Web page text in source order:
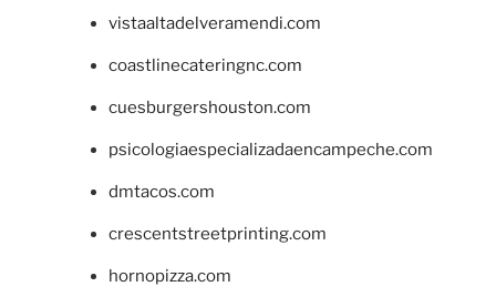
vistaaltadelveramendi.com
coastlinecateringnc.com
cuesburgershouston.com
psicologiaespecializadaencampeche.com
dmtacos.com
crescentstreetprinting.com
hornopizza.com